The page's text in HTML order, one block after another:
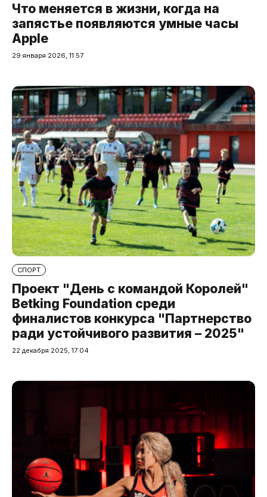
Что меняется в жизни, когда на
запястье появляются умные часы
Apple
29 января 2026, 11:57
СПОРТ
Проект "День с командой Королей"
Betking Foundation среди
финалистов конкурса "Партнерство
ради устойчивого развития – 2025"
22 декабря 2025, 17:04